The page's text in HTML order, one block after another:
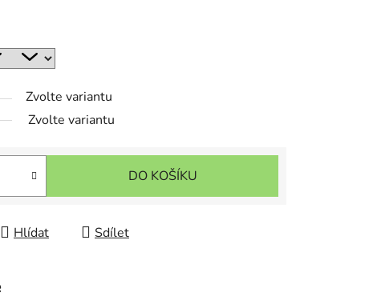
Zvolte variantu
Zvolte variantu
DO KOŠÍKU
Hlídat Sdílet